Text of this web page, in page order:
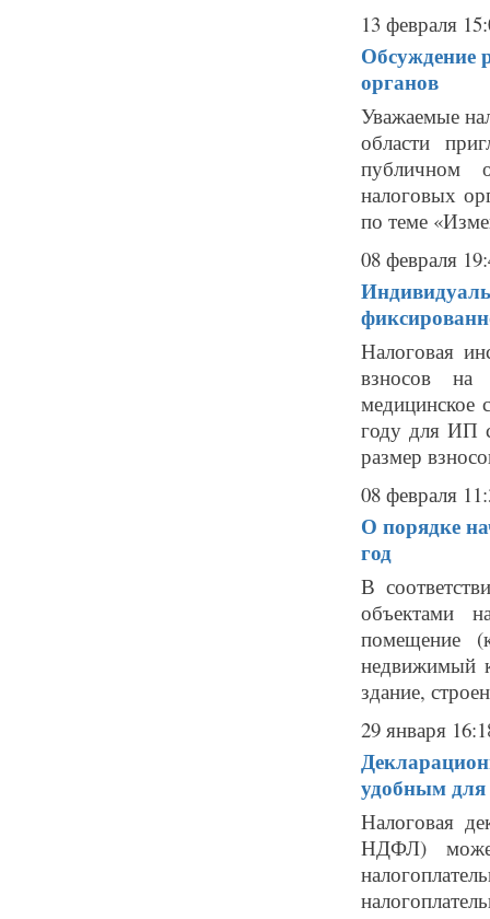
13 февраля
Обсуждение
органов
Уважаемые
области
публичном
налоговых
по теме
08 февраля
Налоговая
взносов на
году для ИП
размер
08 февраля
О порядке
год
В
объектами
помещение
недвижимый
здание,
29 января
удобным для
Налоговая
НДФЛ)